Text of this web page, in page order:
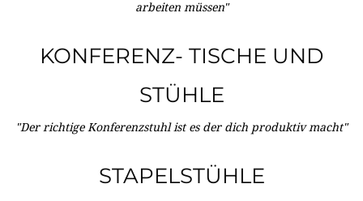
arbeiten müssen"
KONFERENZ- TISCHE UND
STÜHLE
"Der richtige Konferenzstuhl ist es der dich produktiv macht"
STAPELSTÜHLE